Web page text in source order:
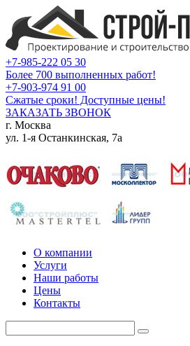
+7-985-222 05 30
Более 700 выполненных работ!
+7-903-974 91 00
Сжатые сроки! Доступные цены!
ЗАКАЗАТЬ ЗВОНОК
г. Москва
ул. 1-я Останкинская, 7а
О компании
Услуги
Наши работы
Цены
Контакты